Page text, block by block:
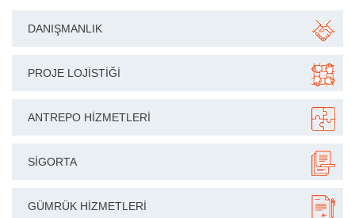
DANIŞMANLIK
PROJE LOJISTIĞI
ANTREPO HIZMETLERI
SIGORTA
GÜMRÜK HIZMETLERI